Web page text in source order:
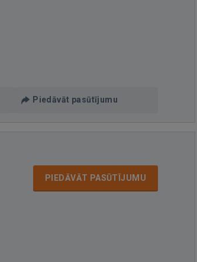
Piedāvāt pasūtījumu
PIEDĀVĀT PASŪTĪJUMU